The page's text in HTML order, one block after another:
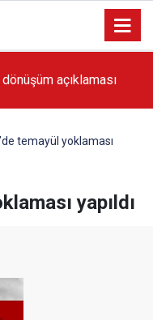
proje gerçekleştirilecek'
temayül yoklaması
yapıldı